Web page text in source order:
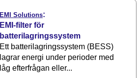
EMI Solutions:
EMI-filter för
batterilagringssystem
Ett batterilagringssystem (BESS)
lagrar energi under perioder med
låg efterfrågan eller...